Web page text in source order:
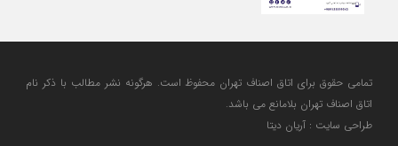
تمامی حقوق برای اتاق اصناف تهران محفوظ است. هرگونه نشر مطالب با ذكر نام
اتاق اصناف تهران بلامانع مي باشد.
طراحی سایت : آریان دیتا